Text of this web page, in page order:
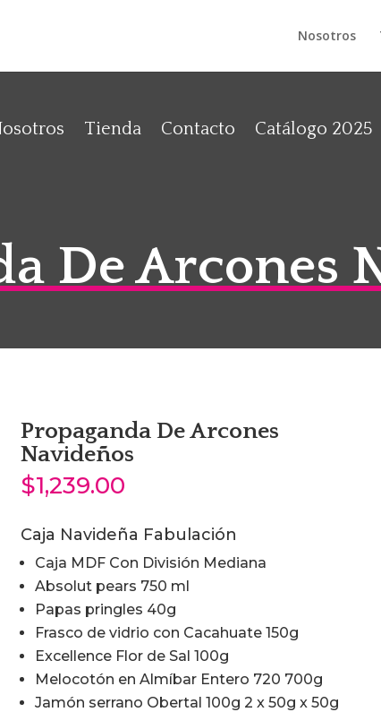
Nosotros
Tienda Contacto Catálogo 2025
De Arcones
Propaganda De Arcones
Navideños
$1,239.00
Caja Navideña Fabulación
Caja MDF Con División Mediana
Absolut pears 750 ml
Papas pringles 40g
Frasco de vidrio con Cacahuate 150g
Excellence Flor de Sal 100g
Melocotón en Almíbar Entero 720 700g
Jamón serrano Obertal 100g 2 x 50g x 50g